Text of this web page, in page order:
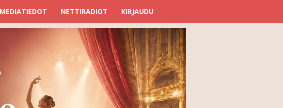
MEDIATIEDOT NETTIRADIOT KIRJAUDU